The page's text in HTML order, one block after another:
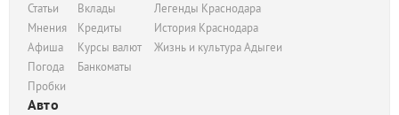
Статьи
Мнения
Афиша
Погода
Пробки
Вклады
Кредиты
Курсы валют
Банкоматы
Легенды Краснодара
История Краснодара
Жизнь и культура Адыгеи
Авто